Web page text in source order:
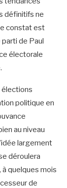
définitifs ne
constat est
de Paul
électorale
élections
politique en
au niveau
largement
déroulera
quelques mois
de